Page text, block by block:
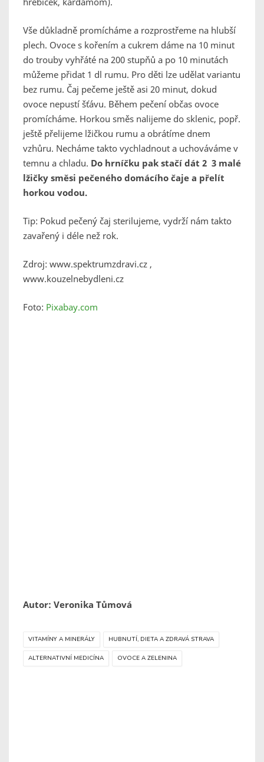
Vše důkladně promícháme a rozprostřeme na hlubší
plech. Ovoce s kořením a cukrem dáme na 10 minut
do trouby vyhřáté na 200 stupňů a po 10 minutách
můžeme přidat 1 dl rumu. Pro děti lze udělat variantu
bez rumu. Čaj pečeme ještě asi 20 minut, dokud
ovoce nepustí šťávu. Během pečení občas ovoce
promícháme. Horkou směs nalijeme do sklenic, popř.
ještě přelijeme lžičkou rumu a obrátíme dnem
vzhůru. Necháme takto vychladnout a uchováváme v
temnu a chladu. Do hrníčku pak stačí dát 2 3 malé
lžičky směsi pečeného domácího čaje a přelít
horkou vodou.
Tip: Pokud pečený čaj sterilujeme, vydrží nám takto
zavařený i déle než rok.
Zdroj: www.spektrumzdravi.cz ,
www.kouzelnebydleni.cz
Foto: Pixabay.com
Autor: Veronika Tůmová
VITAMÍNY A MINERÁLY HUBNUTÍ, DIETA A ZDRAVÁ STRAVA
ALTERNATIVNÍ MEDICÍNA OVOCE A ZELENINA